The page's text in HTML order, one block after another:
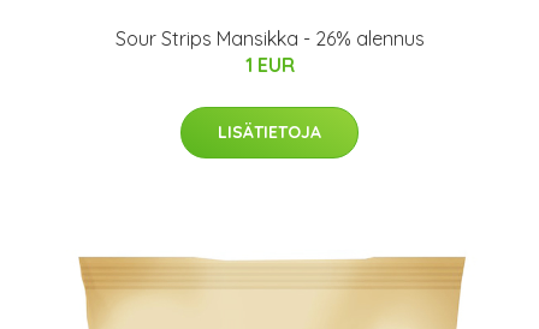
Sour Strips Mansikka - 26% alennus
1 EUR
LISÄTIETOJA